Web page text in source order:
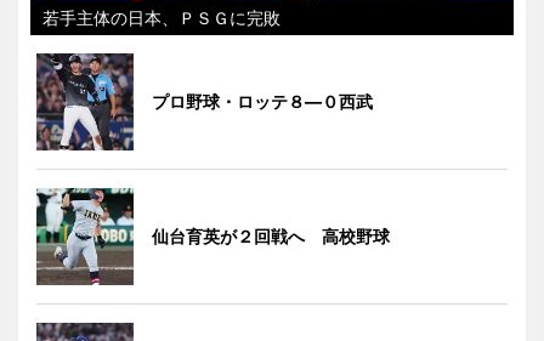
若手主体の日本、ＰＳＧに完敗
プロ野球・ロッテ８―０西武
仙台育英が２回戦へ 高校野球